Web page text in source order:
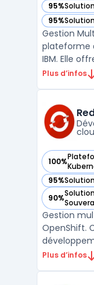
95%
— voir IBM
95%
— voir IBM
Gestion
plateforme
IBM. Elle
les
cloud, ce
entrep ...
Plus d’infos
100%
— voir Red
95%
— voir Red
90%
— voir Red
Gestion
OpenShift.
conteneurs
Plus d’infos